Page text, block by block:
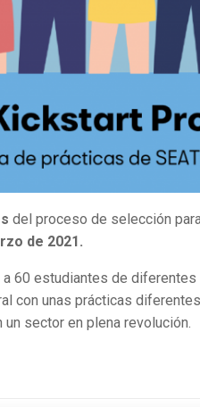
del proceso de selección
de 2021.
60 estudiantes de
con unas prácticas
sector en plena revolución.